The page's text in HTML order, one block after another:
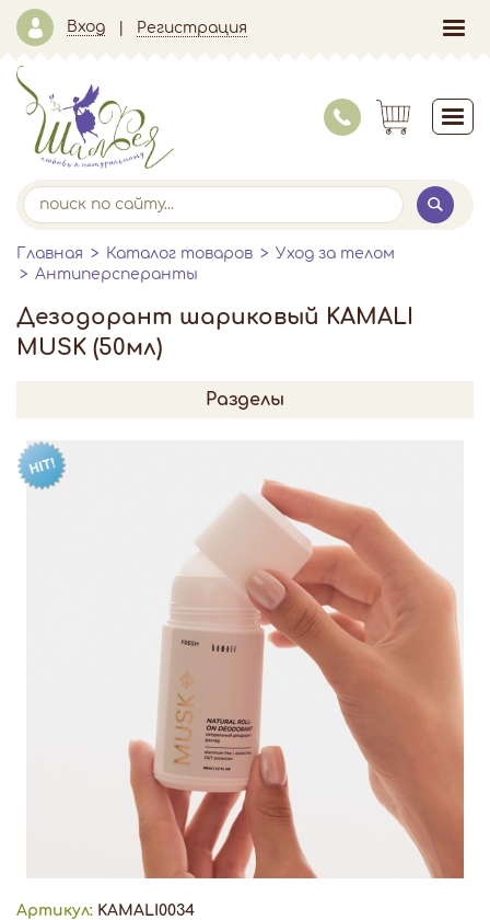
Вход Регистрация
Главная Каталог товаров
Уход за телом
Антиперсперанты
Дезодорант шариковый KAMALI
MUSK (50мл)
Разделы
Артикул: KAMALI0034